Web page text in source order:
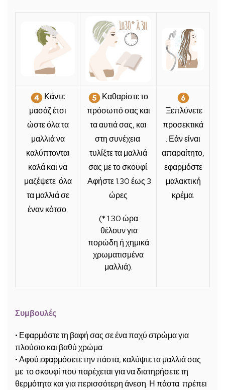
Κάντε
μασάζέτσι
ώστε όλα τα
μαλλιά να
καλύπτονται
καλά και να
μαζέψετε όλα
τα μαλλιά σε
έναν κότσο.
Καθαρίστε το
πρόσωπό σας και
τα αυτιά σας, και
στη συνέχεια
τυλίξτε τα μαλλιά
σας με το σκουφί.
Αφήστε 1.30 έως 3
ώρες
(* 1.30 ώρα
θέλουν για
πορώδη ή χημικά
χρωματισμένα
μαλλιά).
Ξεπλύνετε
προσεκτικά
. Εάν είναι
απαραίτητο,
εφαρμόστε
μαλακτική
κρέμα.
Συμβουλές
• Εφαρμόστε τη βαφή σας σεένα παχύ στρώμαγια
πλούσιο και βαθύ χρώμα.
• Αφού εφαρμόσετε την πάστα, καλύψτετα μαλλιά σας
με το σκουφί που παρέχεταιγια να διατηρήσετε τη
θερμότητα και για περισσότερη άνεση. Η πάστα πρέπει